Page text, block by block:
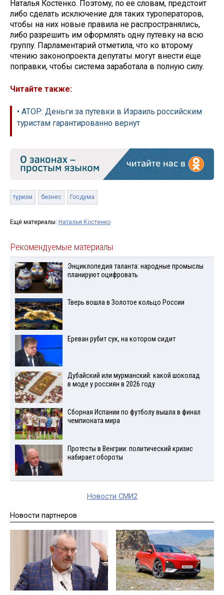
Наталья Костенко. Поэтому, по ее словам, предстоит
либо сделать исключение для таких туроператоров,
чтобы на них новые правила не распространялись,
либо разрешить им оформлять одну путевку на всю
группу. Парламентарий отметила, что ко второму
чтению законопроекта депутаты могут внести еще
поправки, чтобы система заработала в полную силу.
Читайте также:
• АТОР: Деньги за путевки в Израиль российским
туристам гарантированно вернут
туризм бизнес Госдума
Ещё материалы: Наталья Костенко
Рекомендуемые материалы
Энциклопедия таланта: народные промыслы
планируют оцифровать
Тверь вошла в Золотое кольцо России
Ереван рубит сук, на котором сидит
Дубайский или мурманский: какой шоколад
в моде у россиян в 2026 году
Сборная Испании по футболу вышла в финал
чемпионата мира
Протесты в Венгрии: политический кризис
набирает обороты
Новости СМИ2
Новости партнеров